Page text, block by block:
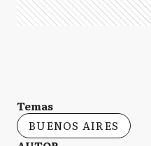
Temas
BUENOS AIRES